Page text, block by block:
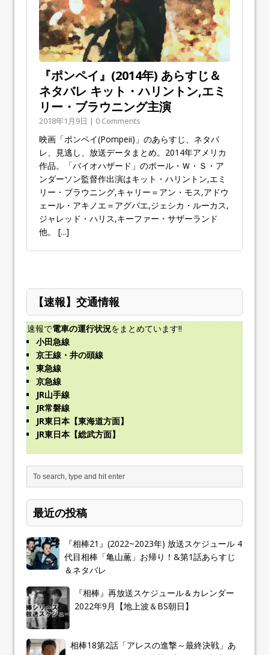
『ポンペイ』(2014年) あらすじ＆
ネタバレ キット・ハリントン,エミ
リー・ブラウニング主演
2018年1月9日 | 0 Comments
映画「ポンペイ(Pompeii)」のあらすじ、ネタバ
レ、見逃し、放送データまとめ。2014年アメリカ
作品。「バイオハザード」のポール・Ｗ・Ｓ・ア
ンダーソン監督作出演はキット・ハリントン,エミ
リー・ブラウニング,キャリー＝アン・モス,アドウ
ェール・アキノエ＝アグバエ,ジェシカ・ルーカス,
ジャレッド・ハリス,キーファー・サザーランド
他。 [...]
【速報】交通情報
速報で電車の運行状況をまとめています!!
小田急線
京王線・井の頭線
東急線
京急線
JR山手線
JR常磐線
JR東日本【東海道方面】
JR東日本【総武方面】
最近の投稿
『相棒21』(2022~2023年) 放送スケジュール 4
代目相棒「亀山薫」お帰り！&第1話あらすじ
＆ネタバレ
『相棒』再放送スケジュール＆カレンダー
2022年9月【地上波＆BS朝日】
相棒18第2話「アレスの進撃～最終決戦」あ